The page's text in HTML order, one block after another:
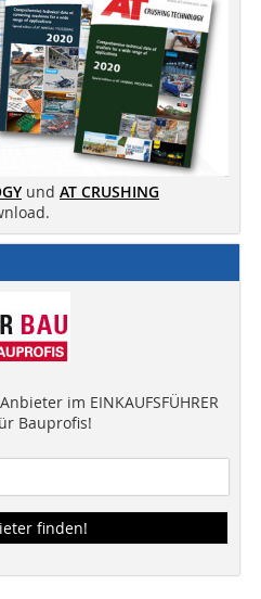
und AT CRUSHING
im EINKAUFSFÜHRER
Bauprofis!
finden!